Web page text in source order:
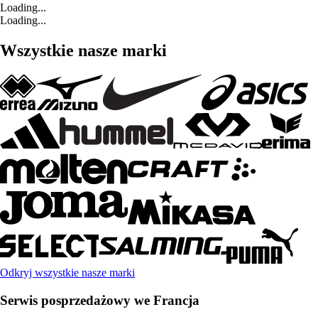
Loading...
Loading...
Wszystkie nasze marki
Odkryj wszystkie nasze marki
Serwis posprzedażowy we Francja